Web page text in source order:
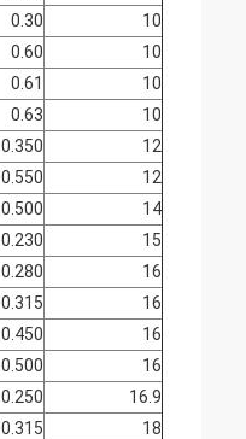
10
0.30
10
0.60
10
0.61
10
0.63
12
0.350
12
0.550
14
0.500
15
0.230
16
0.280
16
0.315
16
0.450
16
0.500
16.9
0.250
18
0.315